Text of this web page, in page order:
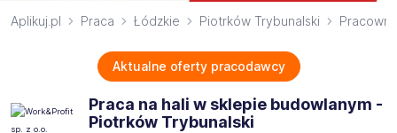
Aplikuj.pl Praca Łódzkie Piotrków Trybunalski
Aktualne oferty pracodawcy
Praca na hali w sklepie budowlanym -
Piotrków Trybunalski